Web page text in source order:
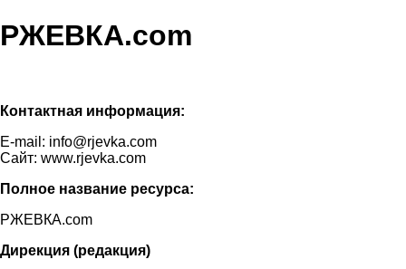
РЖЕВКА.com
Контактная информация:
E-mail: info@rjevka.com
Сайт: www.rjevka.com
Полное название ресурса:
РЖЕВКА.com
Дирекция (редакция)